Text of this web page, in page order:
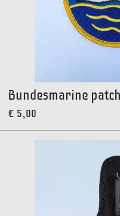
Bundesmarine
€ 5,00